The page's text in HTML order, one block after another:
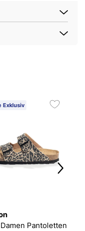
Exklusiv
Pantoletten